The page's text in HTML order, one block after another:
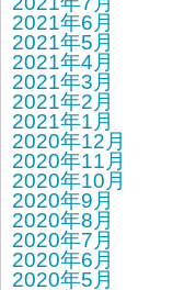
2021年6月
2021年5月
2021年4月
2021年3月
2021年2月
2021年1月
2020年12月
2020年11月
2020年10月
2020年9月
2020年8月
2020年7月
2020年6月
2020年5月